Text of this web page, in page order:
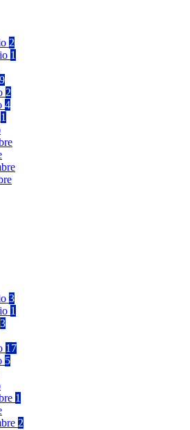
2
1
9
2
4
1
3
1
3
17
5
1
2